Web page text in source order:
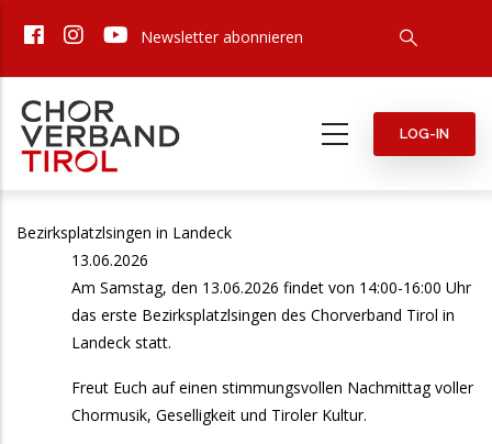
zum
Newsletter abonnieren
LOG-IN
Bezirksplatzlsingen in Landeck
13.06.2026
Am Samstag, den 13.06.2026 findet von 14:00-16:00 Uhr
das erste Bezirksplatzlsingen des Chorverband Tirol in
Landeck statt.
Freut Euch auf einen stimmungsvollen Nachmittag voller
Chormusik, Geselligkeit und Tiroler Kultur.